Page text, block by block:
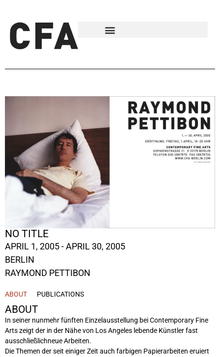
NO TITLE
APRIL 1, 2005 - APRIL 30, 2005
BERLIN
RAYMOND PETTIBON
ABOUT PUBLICATIONS
ABOUT
In seiner nunmehr fünften Einzelausstellung bei Contemporary Fine
Arts zeigt der in der Nähe von Los Angeles lebende Künstler fast
ausschließlichneue Arbeiten.
Die Themen der seit einiger Zeit auch farbigen Papierarbeiten eruiert